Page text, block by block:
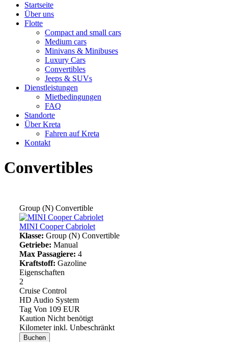
Startseite
Über uns
Flotte
Compact and small cars
Medium cars
Minivans & Minibuses
Luxury Cars
Convertibles
Jeeps & SUVs
Dienstleistungen
Mietbedingungen
FAQ
Standorte
Über Kreta
Fahren auf Kreta
Kontakt
Convertibles
Group (N) Convertible
MINI Cooper Cabriolet
Klasse: Group (N) Convertible
Getriebe: Manual
Max Passagiere: 4
Kraftstoff: Gazoline
Eigenschaften
2
Cruise Control
HD Audio System
Tag Von 109 EUR
Kaution Nicht benötigt
Kilometer inkl. Unbeschränkt
Buchen